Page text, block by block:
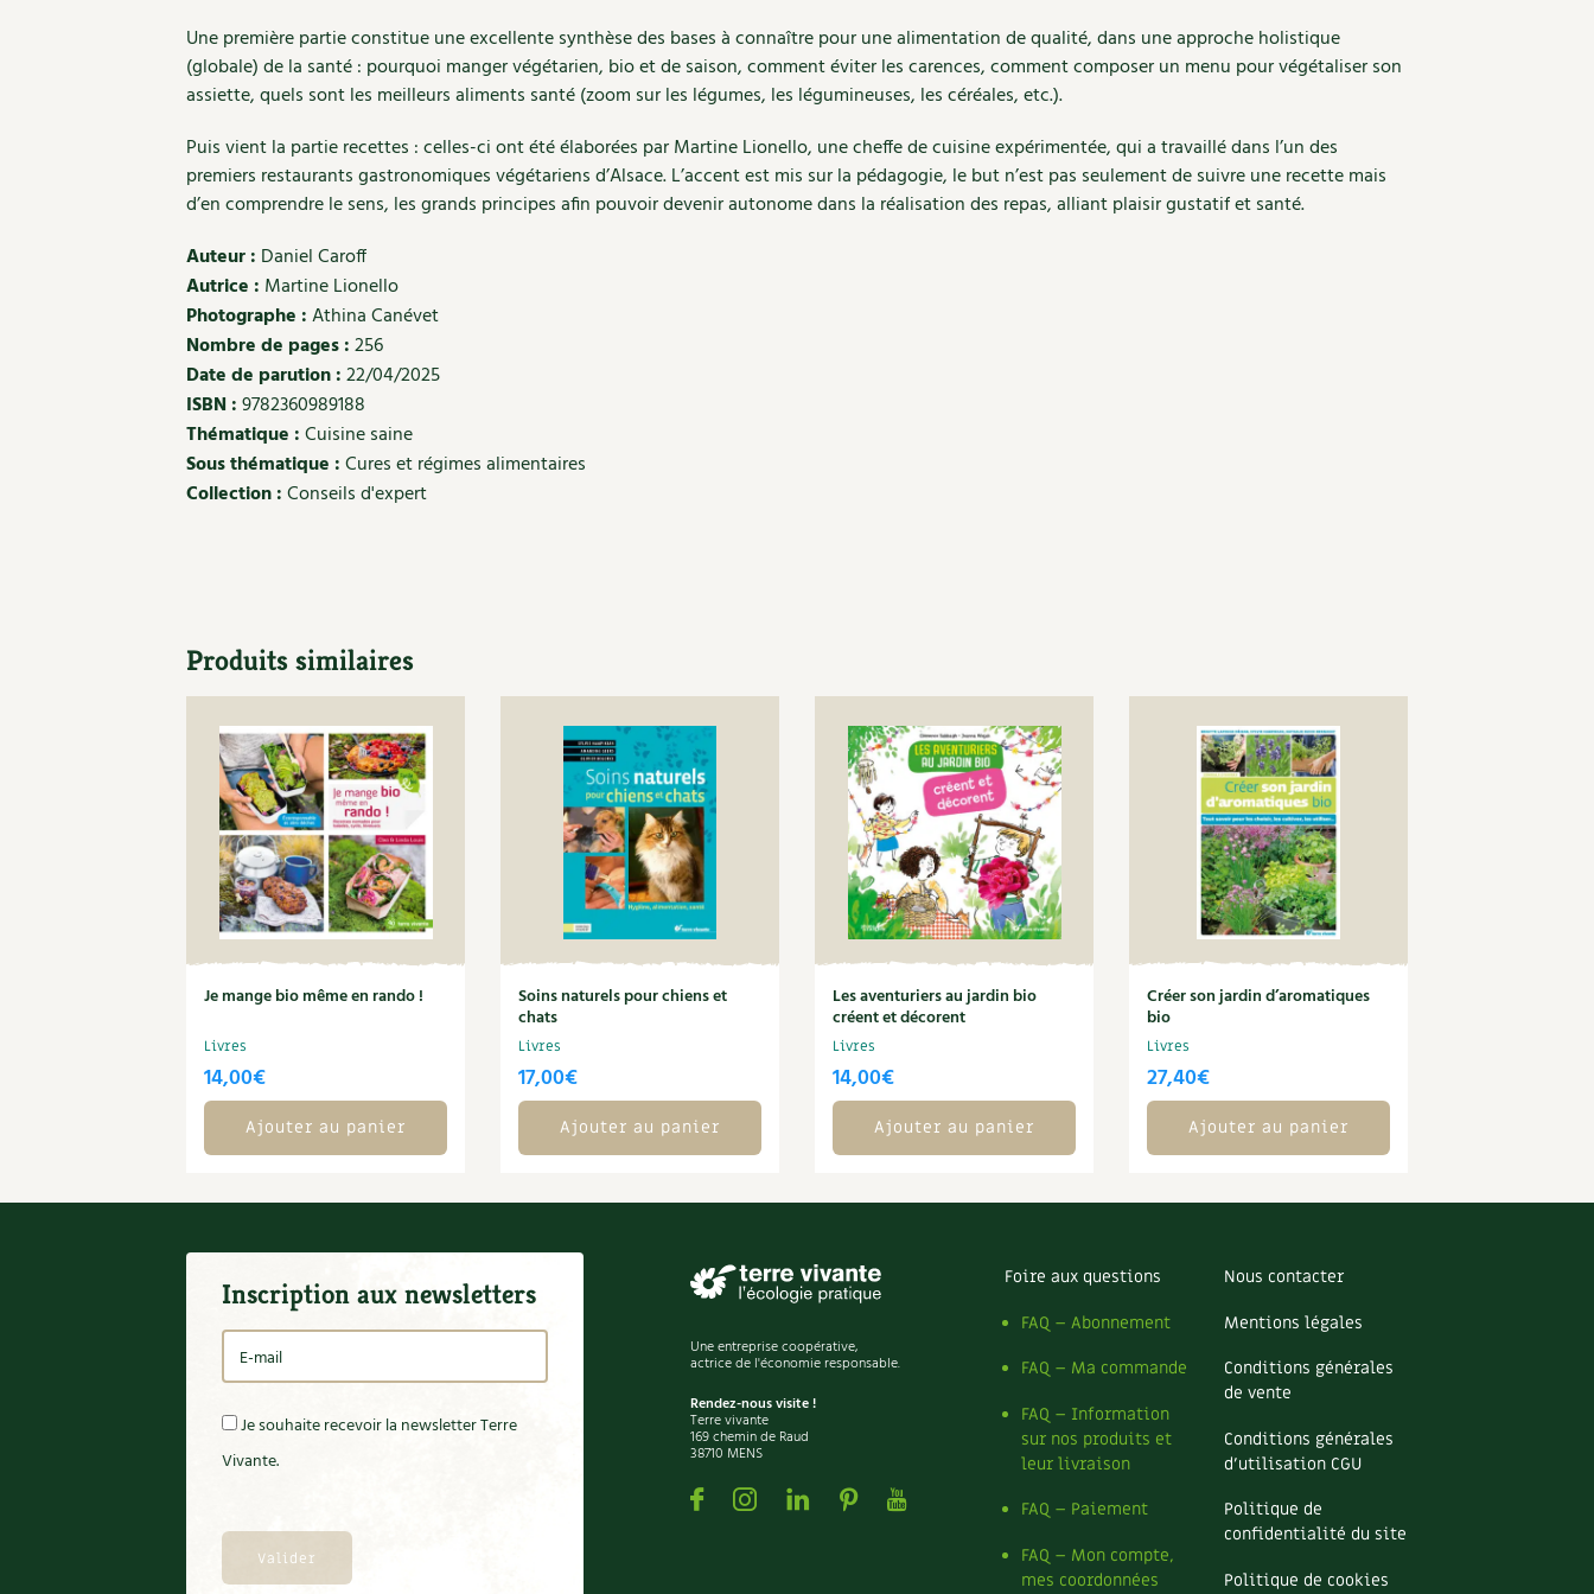
Une première partie constitue une excellente synthèse des bases à connaître pour une alimentation de qualité, dans une approche holistique
(globale) de la santé : pourquoi manger végétarien, bio et de saison, comment éviter les carences, comment composer un menu pour végétaliser son
assiette, quels sont les meilleurs aliments santé (zoom sur les légumes, les légumineuses, les céréales, etc.).
Puis vient la partie recettes : celles-ci ont été élaborées par Martine Lionello, une cheffe de cuisine expérimentée, qui a travaillé dans l’un des
premiers restaurants gastronomiques végétariens d’Alsace. L’accent est mis sur la pédagogie, le but n’est pas seulement de suivre une recette mais
d’en comprendre le sens, les grands principes afin pouvoir devenir autonome dans la réalisation des repas, alliant plaisir gustatif et santé.
Auteur : Daniel Caroff
Autrice : Martine Lionello
Photographe :Athina Canévet
Nombre de pages :256
Date de parution :22/04/2025
ISBN :9782360989188
Thématique :Cuisine saine
Sous thématique :Cures et régimes alimentaires
Collection :Conseils d'expert
Produits similaires
Je mange bio même en rando !
Livres
14,00€
Ajouter au panier
Soins naturels pour chiens et
chats
Livres
17,00€
Ajouter au panier
Les aventuriers au jardin bio
créent et décorent
Livres
14,00€
Ajouter au panier
Créer son jardin d’aromatiques
bio
Livres
27,40€
Ajouter au panier
Inscription aux newsletters
Je souhaite recevoir la newsletter Terre
Vivante.
Une entreprise coopérative,
actrice de l'économie responsable.
Rendez-nous visite !
Terre vivante
169 chemin de Raud
38710 MENS
FacebookInstagramLinkedin
PinterestYoutube
Foire aux questions
FAQ – Abonnement
FAQ – Ma commande
FAQ – Information
sur nos produits et
leur livraison
FAQ – Paiement
FAQ – Mon compte,
mes coordonnées
Nous contacter
Mentions légales
Conditions générales
de vente
Conditions générales
d’utilisation CGU
Politique de
confidentialité du site
Politique de cookies